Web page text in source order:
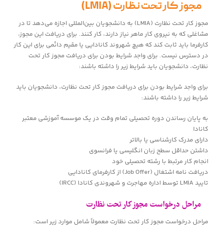
مجوز کار تحت نظارت (LMIA)
مجوز کار تحت نظارت (LMIA) به دانشجویان بین‌المللی اجازه می‌دهد تا در
مشاغلی که به نیروی کار ماهر نیاز دارند، کار کنند. برای دریافت این مجوز،
کارفرما باید ثابت کند که هیچ شهروند کانادایی یا مقیم دائمی برای این کار
در دسترس نیست. برای واجد شرایط بودن برای دریافت مجوز کار تحت
نظارت، دانشجویان باید شرایط زیر را داشته باشند:
برای واجد شرایط بودن برای دریافت مجوز کار تحت نظارت، دانشجویان باید
شرایط زیر را داشته باشند:
به پایان رساندن دوره تحصیلی تمام وقت در یک موسسه آموزشی معتبر
کانادا
دارای مدرک کارشناسی یا بالاتر
داشتن حداقل سطح زبان انگلیسی یا فرانسوی
انجام کار مرتبط با رشته تحصیلی خود
دریافت نامه اشتغال (Job Offer) از کارفرمای کانادایی
تایید LMIA توسط اداره مهاجرت و شهروندی کانادا (IRCC)
مراحل درخواست مجوز کار تحت نظارت
مراحل درخواست مجوز کار تحت نظارت معمولاً شامل موارد زیر است: